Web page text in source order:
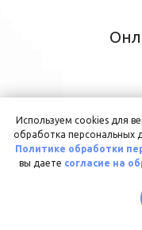
Используем cookies для
обработка персональных
Политике обработки
вы даете согласие на
в
В